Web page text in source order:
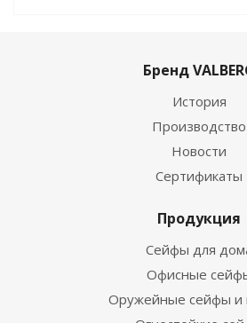
Бренд
История
Производство
Новости
Сертификаты
Продукция
Сейфы для
Офисные
Оружейные сейфы